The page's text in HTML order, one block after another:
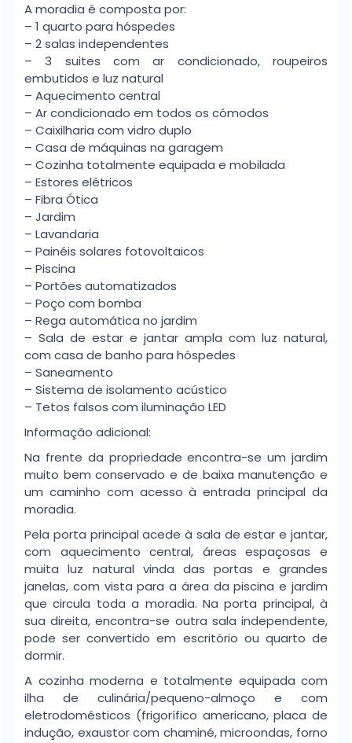
A moradia é composta por:
– 1 quarto para hóspedes
– 2 salas independentes
– 3 suites com ar condicionado, roupeiros
embutidos e luz natural
– Aquecimento central
– Ar condicionado em todos os cómodos
– Caixilharia com vidro duplo
– Casa de máquinas na garagem
– Cozinha totalmente equipada e mobilada
– Estores elétricos
– Fibra Ótica
– Jardim
– Lavandaria
– Painéis solares fotovoltaicos
– Piscina
– Portões automatizados
– Poço com bomba
– Rega automática no jardim
– Sala de estar e jantar ampla com luz natural,
com casa de banho para hóspedes
– Saneamento
– Sistema de isolamento acústico
– Tetos falsos com iluminação LED
Informação adicional:
Na frente da propriedade encontra-se um jardim
muito bem conservado e de baixa manutenção e
um caminho com acesso à entrada principal da
moradia.
Pela porta principal acede à sala de estar e jantar,
com aquecimento central, áreas espaçosas e
muita luz natural vinda das portas e grandes
janelas, com vista para a área da piscina e jardim
que circula toda a moradia. Na porta principal, à
sua direita, encontra-se outra sala independente,
pode ser convertido em escritório ou quarto de
dormir.
A cozinha moderna e totalmente equipada com
ilha de culinária/pequeno-almoço e com
eletrodomésticos (frigorífico americano, placa de
indução, exaustor com chaminé, microondas, forno